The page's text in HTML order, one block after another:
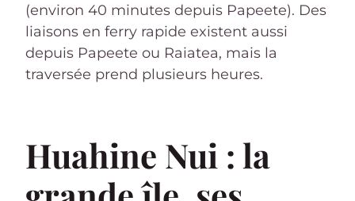
(environ 40 minutes depuis Papeete). Des
liaisons en ferry rapide existent aussi
depuis Papeete ou Raiatea, mais la
traversée prend plusieurs heures.
Huahine Nui : la